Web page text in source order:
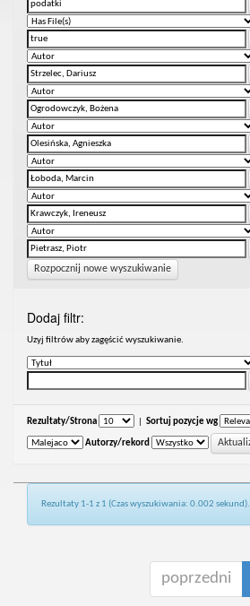
Rozpocznij nowe wyszukiwanie
Dodaj filtr:
Uzyj filtrów aby zagęścić wyszukiwanie.
Rezultaty/Strona Sortuj pozycje wg
Autorzy/rekord
Rezultaty 1-1 z 1 (Czas wyszukiwania: 0.002 sekund).
poprzedni